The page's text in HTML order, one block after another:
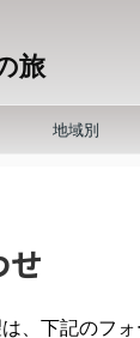
旅
地域別
せ
、下記のフ